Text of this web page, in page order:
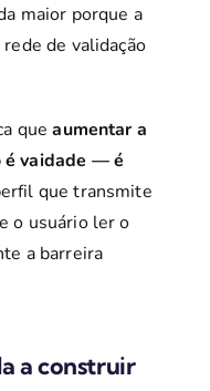
maior porque a
de validação
queaumentar a
é vaidade — é
que transmite
o usuário ler o
a barreira
a construir